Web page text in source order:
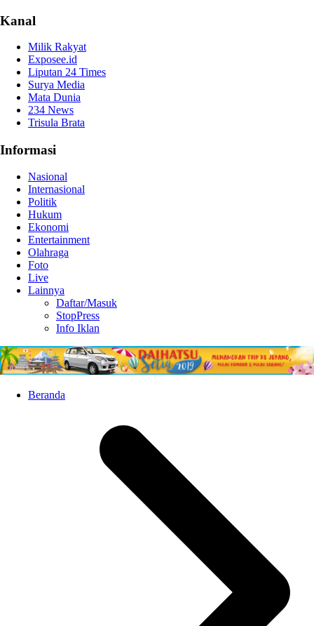
Kanal
Milik Rakyat
Exposee.id
Liputan 24 Times
Surya Media
Mata Dunia
234 News
Trisula Brata
Informasi
Nasional
Internasional
Politik
Hukum
Ekonomi
Entertainment
Olahraga
Foto
Live
Lainnya
Daftar/Masuk
StopPress
Info Iklan
Beranda